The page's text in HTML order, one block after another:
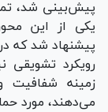
پیش‌بینی شد،
یکی از این
پیشنهاد شد که
رویکرد تشویقی
زمینه شفافیت
می‌دهند، مورد